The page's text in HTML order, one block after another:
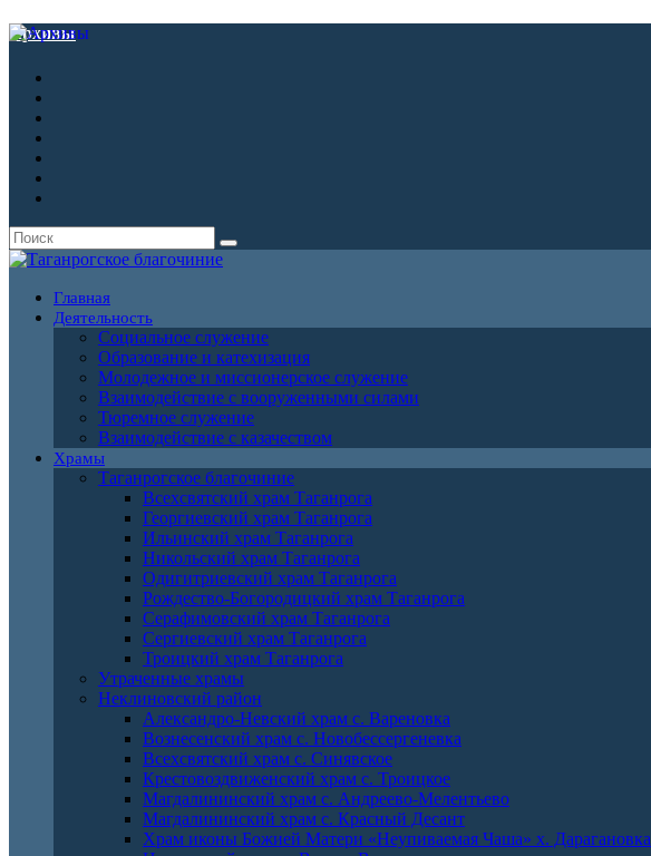
Архивы
Главная
Деятельность
Социальное служение
Образование и катехизация
Молодежное и миссионерское служение
Взаимодействие с вооруженными силами
Тюремное служение
Взаимодействие с казачеством
Храмы
Таганрогское благочиние
Всехсвятский храм Таганрога
Георгиевский храм Таганрога
Ильинский храм Таганрога
Никольский храм Таганрога
Одигитриевский храм Таганрога
Рождество-Богородицкий храм Таганрога
Серафимовский храм Таганрога
Сергиевский храм Таганрога
Троицкий храм Таганрога
Утраченные храмы
Неклиновский район
Александро-Невский храм с. Вареновка
Вознесенский храм с. Новобессергеневка
Всехсвятский храм с. Синявское
Крестовоздвиженский храм с. Троицкое
Магдалининский храм с. Андреево-Мелентьево
Магдалининский храм с. Красный Десант
Храм иконы Божией Матери «Неупиваемая Чаша» х. Дарагановка